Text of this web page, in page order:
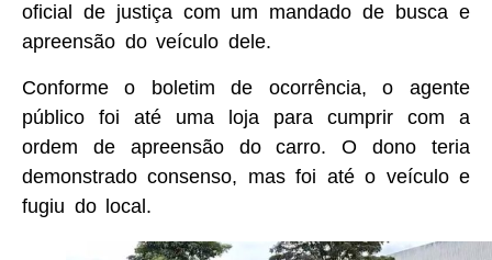
oficial de justiça com um mandado de busca e
apreensão do veículo dele.
Conforme o boletim de ocorrência, o agente
público foi até uma loja para cumprir com a
ordem de apreensão do carro. O dono teria
demonstrado consenso, mas foi até o veículo e
fugiu do local.